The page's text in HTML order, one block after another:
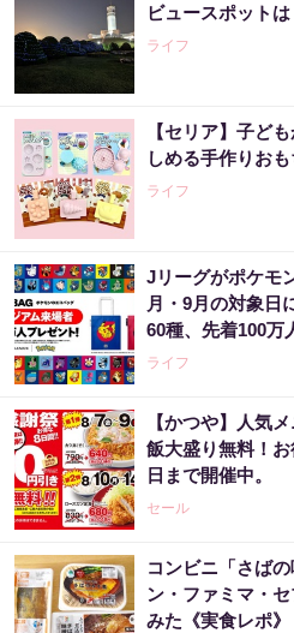
ビュースポットは
ライフ
【セリア】子ど
しめる手作りお
ライフ
Jリーグがポケモ
月・9月の対象日
60種、先着100万
ライフ
【かつや】人気
飯大盛り無料！
日まで開催中。
セール
コンビニ「さば
ン・ファミマ・
みた《実食レポ》